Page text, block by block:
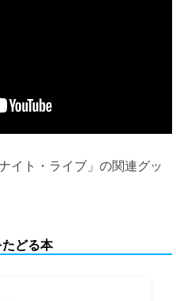
イト・ライブ」の関連グッ
どる本